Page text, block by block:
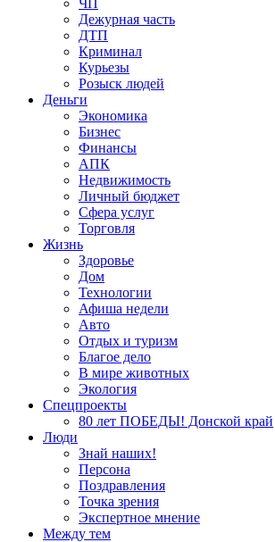
ЧП
Дежурная часть
ДТП
Криминал
Курьезы
Розыск людей
Деньги
Экономика
Бизнес
Финансы
АПК
Недвижимость
Личный бюджет
Сфера услуг
Торговля
Жизнь
Здоровье
Дом
Технологии
Афиша недели
Авто
Отдых и туризм
Благое дело
В мире животных
Экология
Спецпроекты
80 лет ПОБЕДЫ! Донской край
Люди
Знай наших!
Персона
Поздравления
Точка зрения
Экспертное мнение
Между тем